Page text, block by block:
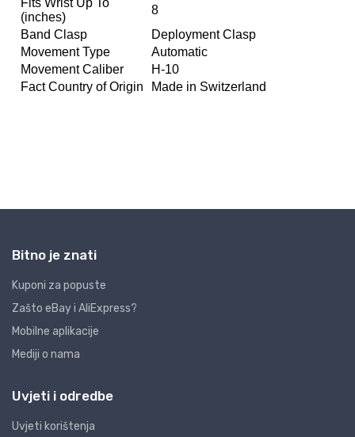
Bitno je znati
Kuponi za popuste
Zašto eBay i AliExpress?
Mobilne aplikacije
Mediji o nama
Uvjeti i odredbe
Uvjeti korištenja